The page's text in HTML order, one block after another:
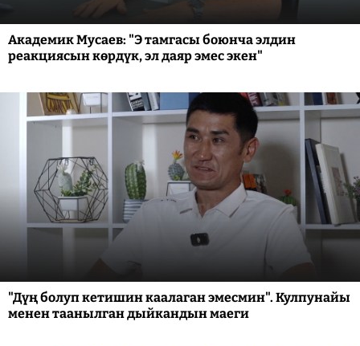
Академик Мусаев: "Э тамгасы боюнча элдин
реакциясын көрдүк, эл даяр эмес экен"
"Дүң болуп кетишин каалаган эмесмин". Кулпунайы
менен таанылган дыйкандын маеги